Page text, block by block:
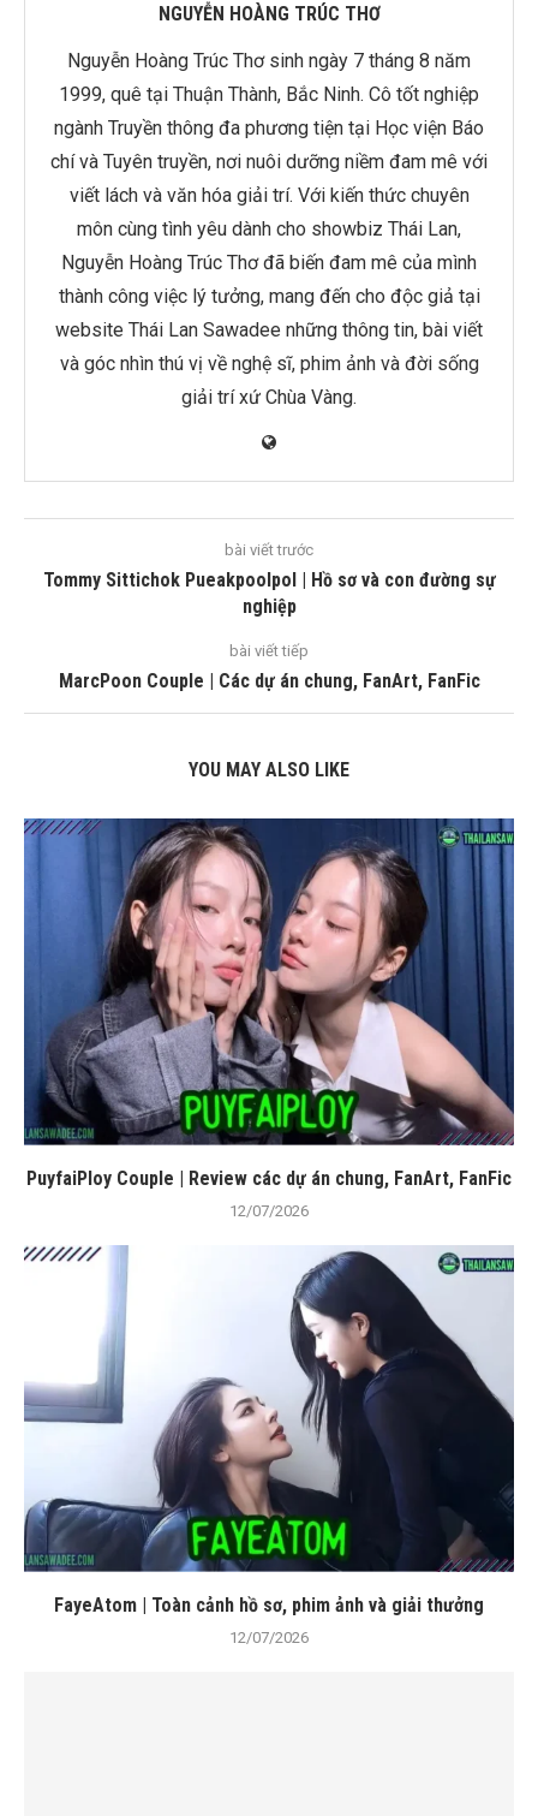
NGUYỄN HOÀNG TRÚC THƠ
Nguyễn Hoàng Trúc Thơ sinh ngày 7 tháng 8 năm
1999, quê tại Thuận Thành, Bắc Ninh. Cô tốt nghiệp
ngành Truyền thông đa phương tiện tại Học viện Báo
chí và Tuyên truyền, nơi nuôi dưỡng niềm đam mê với
viết lách và văn hóa giải trí. Với kiến thức chuyên
môn cùng tình yêu dành cho showbiz Thái Lan,
Nguyễn Hoàng Trúc Thơ đã biến đam mê của mình
thành công việc lý tưởng, mang đến cho độc giả tại
website Thái Lan Sawadee những thông tin, bài viết
và góc nhìn thú vị về nghệ sĩ, phim ảnh và đời sống
giải trí xứ Chùa Vàng.
bài viết trước
Tommy Sittichok Pueakpoolpol | Hồ sơ và con đường sự
nghiệp
bài viết tiếp
MarcPoon Couple | Các dự án chung, FanArt, FanFic
YOU MAY ALSO LIKE
PuyfaiPloy Couple | Review các dự án chung, FanArt, FanFic
12/07/2026
FayeAtom | Toàn cảnh hồ sơ, phim ảnh và giải thưởng
12/07/2026